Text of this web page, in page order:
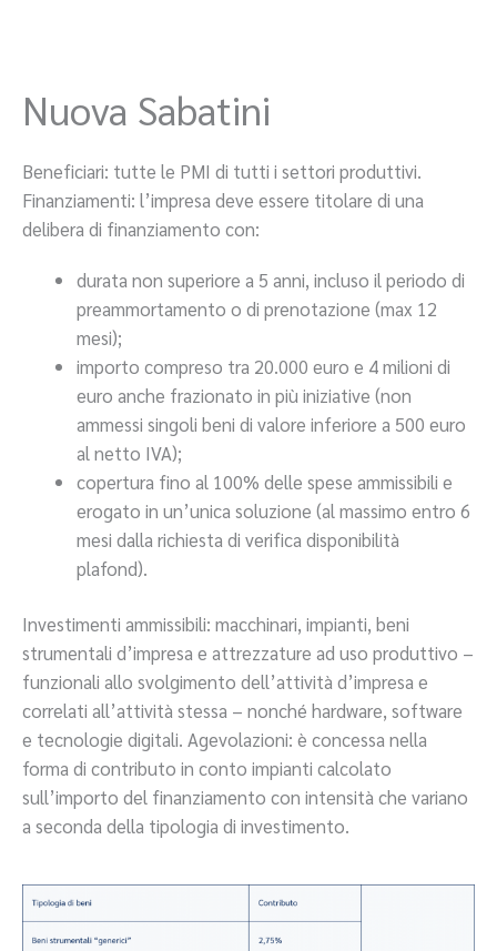
Nuova Sabatini
Beneficiari: tutte le PMI di tutti i settori produttivi.
Finanziamenti: l’impresa deve essere titolare di una
delibera di finanziamento con:
durata non superiore a 5 anni, incluso il periodo di
preammortamento o di prenotazione (max 12
mesi);
importo compreso tra 20.000 euro e 4 milioni di
euro anche frazionato in più iniziative (non
ammessi singoli beni di valore inferiore a 500 euro
al netto IVA);
copertura fino al 100% delle spese ammissibili e
erogato in un’unica soluzione (al massimo entro 6
mesi dalla richiesta di verifica disponibilità
plafond).
Investimenti ammissibili: macchinari, impianti, beni
strumentali d’impresa e attrezzature ad uso produttivo –
funzionali allo svolgimento dell’attività d’impresa e
correlati all’attività stessa – nonché hardware, software
e tecnologie digitali. Agevolazioni: è concessa nella
forma di contributo in conto impianti calcolato
sull’importo del finanziamento con intensità che variano
a seconda della tipologia di investimento.